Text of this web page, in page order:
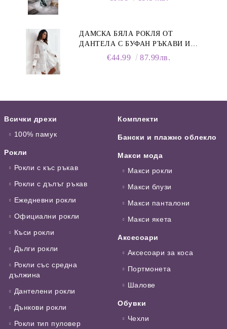
ДАМСКА БЯЛА РОКЛЯ ОТ
ДАНТЕЛА С БУФАН РЪКАВИ И
€44.99 87.99лв.
Всички дрехи
100% памук
Рокли
Рокли с къс ръкав
Рокли с дълъг ръкав
Ежедневни рокли
Официални рокли
Къси рокли
Дълги рокли
Рокли със средна
дължина
Дантелени рокли
Дънкови рокли
Рокли тип пуловер
Комплекти
Бански и плажно облекло
Макси мода
Макси рокли
Макси блузи
Макси панталони
Макси якета
Аксесоари
Аксесоари за коса
Портмонета
Шалове
Обувки
Чехли